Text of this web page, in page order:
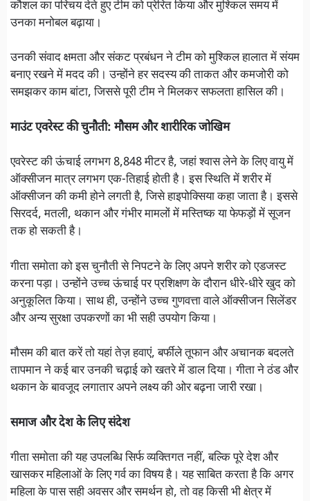
कौशल का परिचय देते हुए टीम को प्रेरित किया और मुश्किल समय में
उनका मनोबल बढ़ाया।
उनकी संवाद क्षमता और संकट प्रबंधन ने टीम को मुश्किल हालात में संयम
बनाए रखने में मदद की। उन्होंने हर सदस्य की ताकत और कमजोरी को
समझकर काम बांटा, जिससे पूरी टीम ने मिलकर सफलता हासिल की।
माउंट एवरेस्ट की चुनौती: मौसम और शारीरिक जोखिम
एवरेस्ट की ऊंचाई लगभग 8,848 मीटर है, जहां श्वास लेने के लिए वायु में
ऑक्सीजन मात्र लगभग एक-तिहाई होती है। इस स्थिति में शरीर में
ऑक्सीजन की कमी होने लगती है, जिसे हाइपोक्सिया कहा जाता है। इससे
सिरदर्द, मतली, थकान और गंभीर मामलों में मस्तिष्क या फेफड़ों में सूजन
तक हो सकती है।
गीता समोता को इस चुनौती से निपटने के लिए अपने शरीर को एडजस्ट
करना पड़ा। उन्होंने उच्च ऊंचाई पर प्रशिक्षण के दौरान धीरे-धीरे खुद को
अनुकूलित किया। साथ ही, उन्होंने उच्च गुणवत्ता वाले ऑक्सीजन सिलेंडर
और अन्य सुरक्षा उपकरणों का भी सही उपयोग किया।
मौसम की बात करें तो यहां तेज़ हवाएं, बर्फीले तूफान और अचानक बदलते
तापमान ने कई बार उनकी चढ़ाई को खतरे में डाल दिया। गीता ने ठंड और
थकान के बावजूद लगातार अपने लक्ष्य की ओर बढ़ना जारी रखा।
समाज और देश के लिए संदेश
गीता समोता की यह उपलब्धि सिर्फ व्यक्तिगत नहीं, बल्कि पूरे देश और
खासकर महिलाओं के लिए गर्व का विषय है। यह साबित करता है कि अगर
महिला के पास सही अवसर और समर्थन हो, तो वह किसी भी क्षेत्र में